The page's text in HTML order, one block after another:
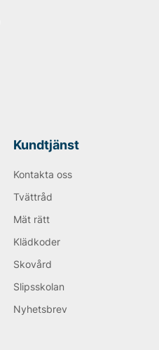
Kundtjänst
Kontakta oss
Tvättråd
Mät rätt
Klädkoder
Skovård
Slipsskolan
Nyhetsbrev